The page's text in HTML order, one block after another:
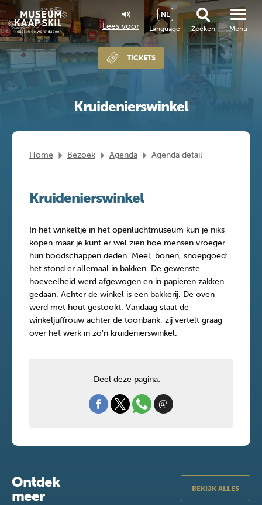
Lees voor Language
NL
Zoeken
TICKETS
Menu
Kruidenierswinkel
Home Bezoek Agenda Agenda detail
Kruidenierswinkel
In het winkeltje in het openluchtmuseum kun je niks
kopen maar je kunt er wel zien hoe mensen vroeger
hun boodschappen deden. Meel, bonen, snoepgoed:
het stond er allemaal in bakken. De gewenste
hoeveelheid werd afgewogen en in papieren zakken
gedaan. Achter de winkel is een bakkerij. De oven
werd met hout gestookt. Vandaag staat de
winkeljuffrouw achter de toonbank, zij vertelt graag
over het werk in zo’n kruidenierswinkel.
Deel deze pagina:
Ontdek
meer
BEKIJK ALLES